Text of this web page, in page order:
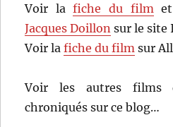
Voir lafiche du film
Jacques Doillon sur le site
Voir lafiche du film sur
Voir les autres films
chroniqués sur ce blog…